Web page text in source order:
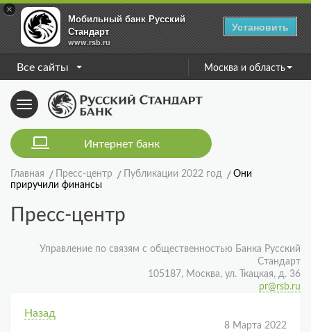
×
Мобильный банк Русский
Стандарт
www.rsb.ru
Установить
Все сайты Москва и область
Toggle
navigation
Интернет банк
Главная Пресс-центр Публикации 2022 год
Они
приручили финансы
Пресс-центр
Управление по связям с общественностью Банка Русский
Стандарт
105187, Москва, ул. Ткацкая, д. 36
pr@rsb.ru
Назад
8 Марта 2022